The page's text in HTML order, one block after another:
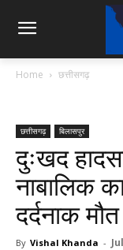
Home छत्तीसगढ़
छत्तीसगढ़ बिलासपुर
दुःखद
नाबालिक
दर्दनाक मौत
By Vishal Khanda -